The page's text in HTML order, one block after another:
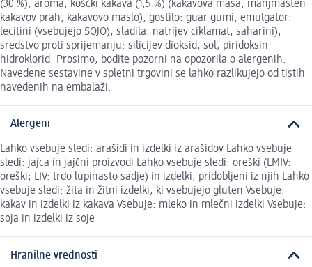
(30 %), aroma, koščki kakava (1,5 %) (kakavova masa, manjmasten
kakavov prah, kakavovo maslo), gostilo: guar gumi, emulgator:
lecitini (vsebujejo SOJO), sladila: natrijev ciklamat, saharini),
sredstvo proti sprijemanju: silicijev dioksid, sol, piridoksin
hidroklorid. Prosimo, bodite pozorni na opozorila o alergenih.
Navedene sestavine v spletni trgovini se lahko razlikujejo od tistih
navedenih na embalaži.
Alergeni
Lahko vsebuje sledi: arašidi in izdelki iz arašidov Lahko vsebuje
sledi: jajca in jajčni proizvodi Lahko vsebuje sledi: oreški (LMIV:
oreški; LIV: trdo lupinasto sadje) in izdelki, pridobljeni iz njih Lahko
vsebuje sledi: žita in žitni izdelki, ki vsebujejo gluten Vsebuje:
kakav in izdelki iz kakava Vsebuje: mleko in mlečni izdelki Vsebuje:
soja in izdelki iz soje
Hranilne vrednosti